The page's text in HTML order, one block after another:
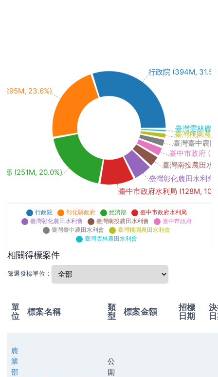
行政院 (394M,
(295M, 23.6%)
部 (251M, 20.0%)
臺中市政府水利局 (128M,
臺灣彰化農田水利會
臺灣南投農田水
臺中市政府
臺灣臺中農
臺灣桃園農
臺灣雲林農
行政院 彰化縣政府 經濟部
臺中市政府水利局
臺灣彰化農田水利會
臺灣南投農田水利會
臺中市政府
臺灣臺中農田水利會
臺灣桃園農田水利會
臺灣雲林農田水利會
相關得標案件
篩選發標單位：
單
位
標案名稱
類
型
標案金額
招標
日期
農
業
部
公
開